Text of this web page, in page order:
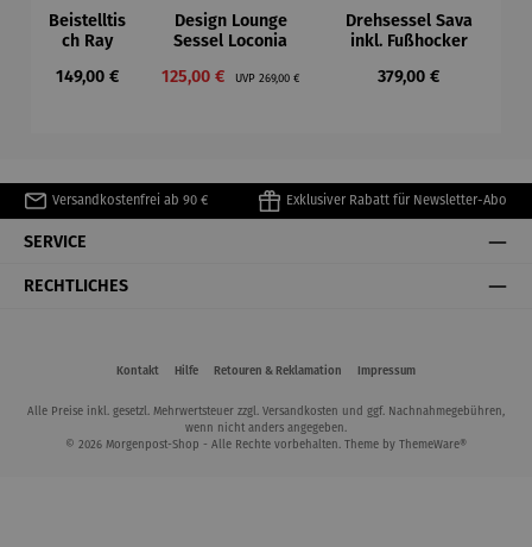
Beistelltis
ch Ray
Regulärer Preis:
149,00 €
Design Lounge
Sessel Loconia
Verkaufspreis:
125,00 € UVP Regulärer Preis:
269,00 €
Drehsessel Sava
inkl. Fußhocker
Regulärer Preis:
379,00 €
Versandkostenfrei ab 90 € Exklusiver Rabatt für Newsletter-Abo
SERVICE
RECHTLICHES
Kontakt Hilfe Retouren & Reklamation Impressum
Alle Preise inkl. gesetzl. Mehrwertsteuer zzgl. Versandkosten und ggf. Nachnahmegebühren,
wenn nicht anders angegeben.
© 2026 Morgenpost-Shop - Alle Rechte vorbehalten. Theme by ThemeWare®